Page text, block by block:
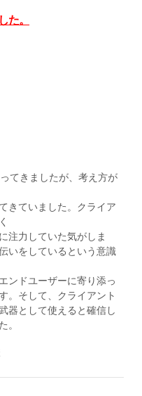
た。
てきましたが、考え方が
きていました。クライア
注力していた気がしま
いをしているという意識
ンドユーザーに寄り添っ
。そして、クライアント
器として使えると確信し
。